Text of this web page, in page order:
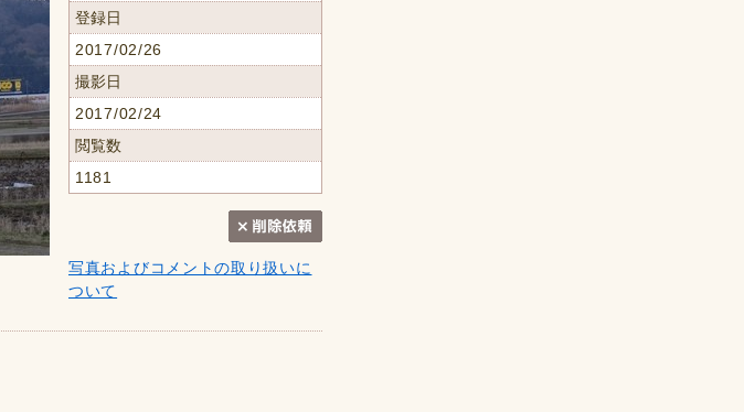
登録日
2017/02/26
撮影日
2017/02/24
閲覧数
1181
写真およびコメントの取り扱いに
ついて